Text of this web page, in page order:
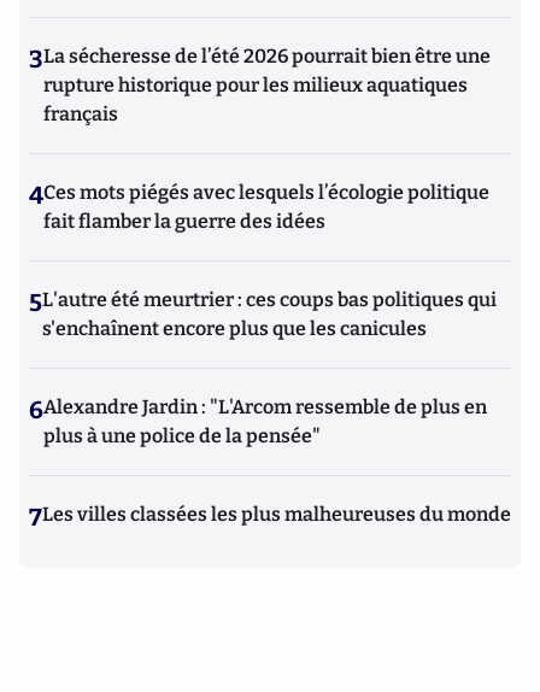
3La sécheresse de l’été 2026 pourrait bien être une
rupture historique pour les milieux aquatiques
français
4Ces mots piégés avec lesquels l’écologie politique
fait flamber la guerre des idées
5L'autre été meurtrier : ces coups bas politiques qui
s'enchaînent encore plus que les canicules
6Alexandre Jardin : "L'Arcom ressemble de plus en
plus à une police de la pensée"
7Les villes classées les plus malheureuses du monde